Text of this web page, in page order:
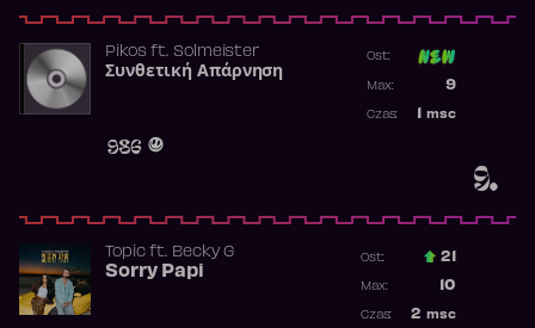
9.
Pikosft. Solmeister
Συνθετική Απάρνηση
986
Ost:
9
Max:
msc
Czas:
Topicft. Becky G
Sorry Papi
Ost.: 21
10
Max:
2 msc
Czas: